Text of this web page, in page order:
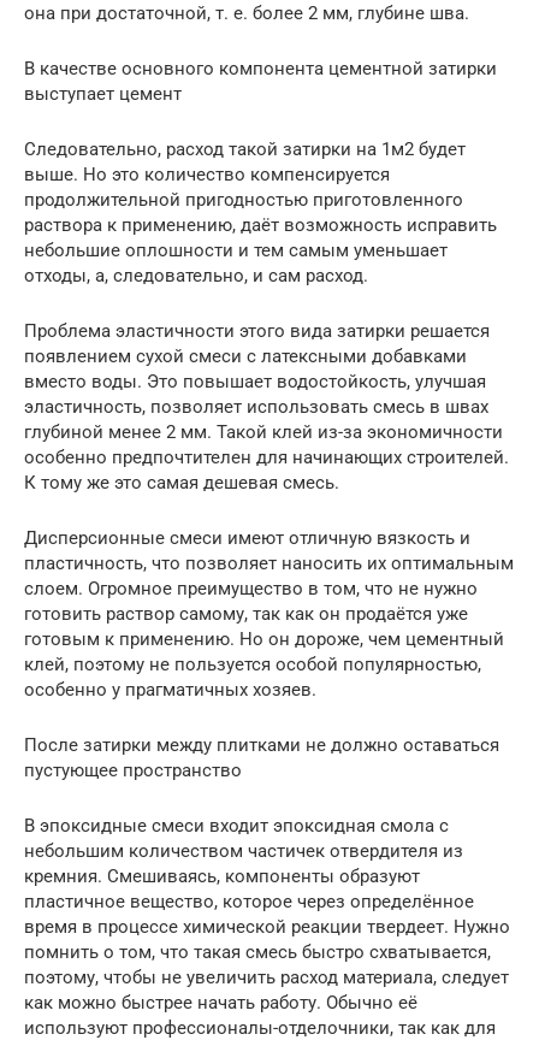
она при достаточной, т. е. более 2 мм, глубине шва.
В качестве основного компонента цементной затирки
выступает цемент
Следовательно, расход такой затирки на 1м2 будет
выше. Но это количество компенсируется
продолжительной пригодностью приготовленного
раствора к применению, даёт возможность исправить
небольшие оплошности и тем самым уменьшает
отходы, а, следовательно, и сам расход.
Проблема эластичности этого вида затирки решается
появлением сухой смеси с латексными добавками
вместо воды. Это повышает водостойкость, улучшая
эластичность, позволяет использовать смесь в швах
глубиной менее 2 мм. Такой клей из-за экономичности
особенно предпочтителен для начинающих строителей.
К тому же это самая дешевая смесь.
Дисперсионные смеси имеют отличную вязкость и
пластичность, что позволяет наносить их оптимальным
слоем. Огромное преимущество в том, что не нужно
готовить раствор самому, так как он продаётся уже
готовым к применению. Но он дороже, чем цементный
клей, поэтому не пользуется особой популярностью,
особенно у прагматичных хозяев.
После затирки между плитками не должно оставаться
пустующее пространство
В эпоксидные смеси входит эпоксидная смола с
небольшим количеством частичек отвердителя из
кремния. Смешиваясь, компоненты образуют
пластичное вещество, которое через определённое
время в процессе химической реакции твердеет. Нужно
помнить о том, что такая смесь быстро схватывается,
поэтому, чтобы не увеличить расход материала, следует
как можно быстрее начать работу. Обычно её
используют профессионалы-отделочники, так как для